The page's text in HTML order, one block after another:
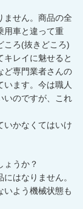
ません。商品の全
用車と違って重
ころ(抜きどころ)
キレイに魅せると
ど専門業者さんの
ます。今は職人
いのですが、これ
いかなくてはいけ
ょうか？
はなりません。
いよう機械状態も